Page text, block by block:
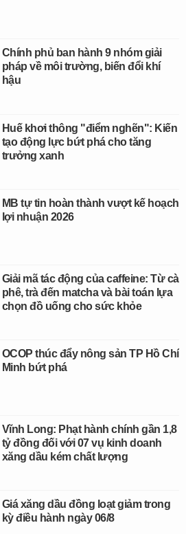
Chính phủ ban hành 9 nhóm giải
pháp về môi trường, biến đổi khí
hậu
Huế khơi thông "điểm nghẽn": Kiến
tạo động lực bứt phá cho tăng
trưởng xanh
MB tự tin hoàn thành vượt kế hoạch
lợi nhuận 2026
Giải mã tác động của caffeine: Từ cà
phê, trà đến matcha và bài toán lựa
chọn đồ uống cho sức khỏe
OCOP thúc đẩy nông sản TP Hồ Chí
Minh bứt phá
Vĩnh Long: Phạt hành chính gần 1,8
tỷ đồng đối với 07 vụ kinh doanh
xăng dầu kém chất lượng
Giá xăng dầu đồng loạt giảm trong
kỳ điều hành ngày 06/8